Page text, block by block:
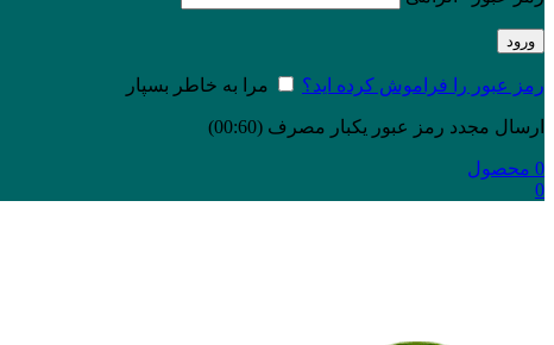
ورود
رمز عبور را فراموش کرده اید؟ مرا به خاطر بسپار
ارسال مجدد رمز عبور یکبار مصرف (00:
60
)
0 محصول
0